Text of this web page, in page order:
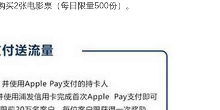
2张电影票（每日限量500份）。